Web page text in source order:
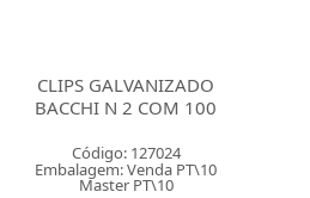
CLIPS GALVANIZADO
BACCHI N 2 COM 100
Código: 127024
Embalagem: Venda PT\10
Master PT\10